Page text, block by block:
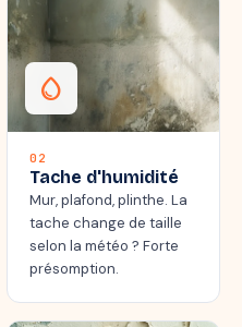
water_drop
02
Tache d'humidité
Mur, plafond, plinthe. La
tache change de taille
selon la météo ? Forte
présomption.